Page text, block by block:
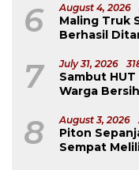
6 August 4, 2026
Maling Truk
Berhasil
7 July 31, 2026
Sambut HUT
Warga
8 August 3, 2026
Piton
Sempat